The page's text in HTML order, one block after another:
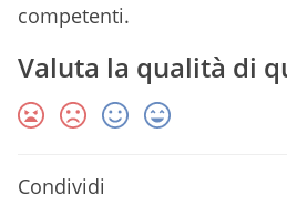
competenti.
Valuta la qualità di
Condividi